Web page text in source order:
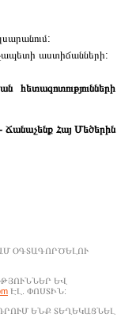
աստիճանների:
հետազոտությունների
Հայ Մեծերին
ՕԳՏԱԳՈՐԾԵԼՈՒ
ԵՎ
ԷԼ. ՓՈՍՏԻՆ:
ԵՆՔ ՏԵՂԵԿԱՑՆԵԼ